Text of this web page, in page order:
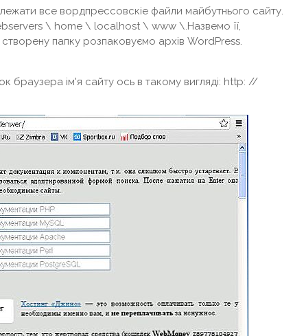
все вордпрессовскіе файли майбутнього сайту.
\ home \ localhost \ www \.Назвемо її,
папку розпаковуємо архів WordPress.
браузера ім'я сайту ось в такому вигляді: http: //